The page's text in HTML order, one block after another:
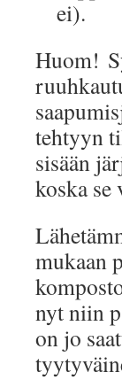
ei).
Huom!
tehtyyn
sisään
koska se
mukaan
nyt niin
on jo